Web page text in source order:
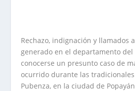
Rechazo, indignación y llamados
generado en el departamento del
conocerse un presunto caso de
ocurrido durante las tradicionales
Pubenza, en la ciudad de